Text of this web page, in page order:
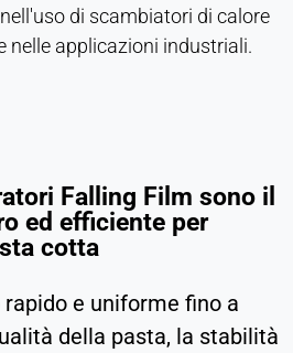
di scambiatori di calore
nelle applicazioni industriali.
Falling Film sono il
ed efficiente per
cotta
e uniforme fino a
della pasta, la stabilità
conversioni
_li_ses.#,